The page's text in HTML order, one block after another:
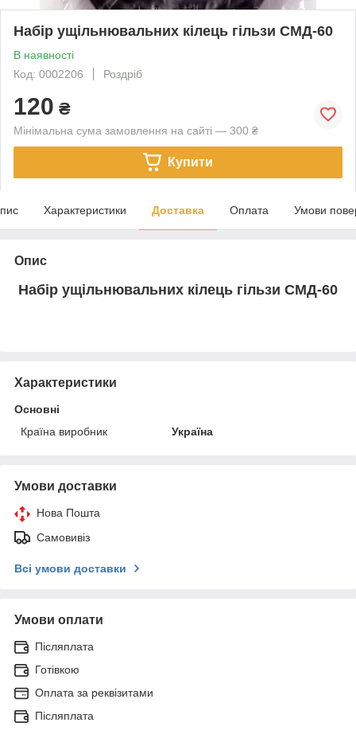
Набір ущільнювальних кілець гільзи СМД-60
В наявності
Код: 0002206
Роздріб
120 ₴
Мінімальна сума замовлення на сайті — 300 ₴
Купити
Характеристики Доставка Оплата Умови
Опис
Набір ущільнювальних кілець гільзи СМД-60
Характеристики
Основні
Країна виробник
Україна
Умови доставки
Нова Пошта
Самовивіз
Всі умови доставки
Умови оплати
Післяплата
Готівкою
Оплата за реквізитами
Післяплата